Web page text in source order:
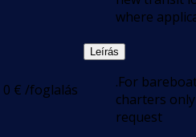
where
0 € /foglalás
Leírás
.For
charters
request